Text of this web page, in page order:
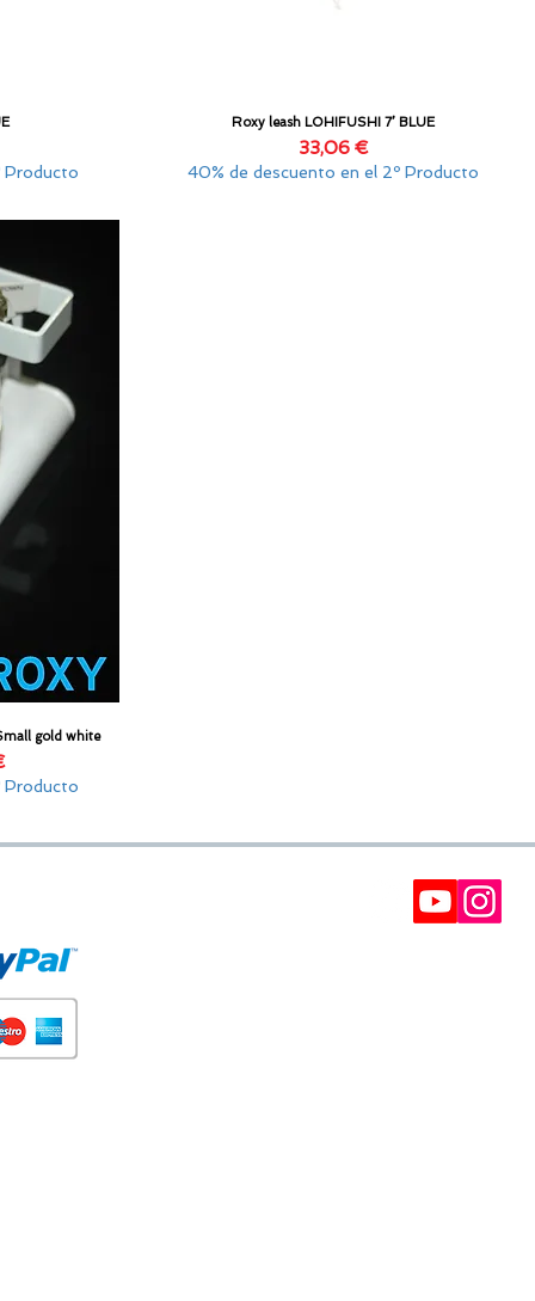
Producto
Vista rápida
Roxy leash LOHIFUSHI 7’ BLUE
Precio
33,06 €
40% de descuento en el 2º Producto
gold white
oferta
Producto